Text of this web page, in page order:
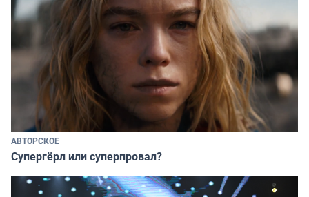
АВТОРСКОЕ
Супергёрл или суперпровал?